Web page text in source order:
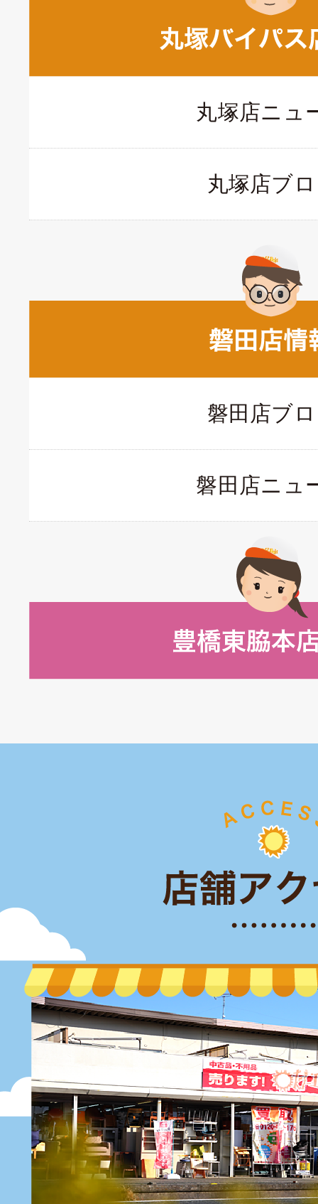
丸塚店ニュ
丸塚店ブ
磐田店ブ
磐田店ニュ